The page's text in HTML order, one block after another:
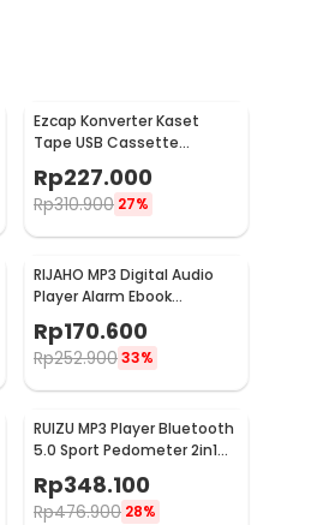
Ezcap Konverter Kaset
Tape USB Cassette
EC007
Rp227.000
Rp310.900 27%
RIJAHO MP3 Digital Audio
Player Alarm Ebook
Bluetooth 4.2 - ATJ2127
Rp170.600
Rp252.90033%
RUIZU MP3 Player Bluetooth
5.0 Sport Pedometer 2in1
Flashdisk - X69
Rp348.100
Rp476.900 28%